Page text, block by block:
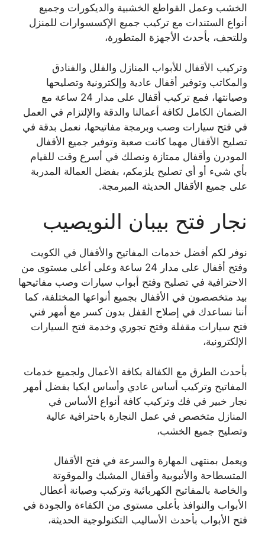
الخشب وعمل القواطع الخشبية والديكورات وجميع
أنواع الستندات مع تركيب جميع الإكسسوارات للمنزل
وللتحف، بأحدث الأجهزة المتطورة،
وتركيب الأقفال للأبواب المنازل والفلل والفنادق
والمكاتب وتوفير أقفال عادية وإلكترونية وتصليحها
وصيانتها، فمع تركيب أقفال على مدار 24 ساعة مع
الضمان الكامل لكافة أعمالنا والدقة والإلتزام في العمل
في فتح سيارات وصب وبرمجة مفاتيحها، نعمل بدقة في
تصليح الأقفال مهما كانت صعبة وتوفير جميع الأقفال
المودرن وأقفال ممتازة ونصلك في أسرع وقت للقيام
بأي شيء أو أي تصليح يلزمكم، بفضل العمالة المدربة
على جميع الأقفال الحديثة المبرمجة.
نجار فتح بيبان النويصيب
نوفر لكم أفضل خدمات المفاتيح والأقفال في الكويت
وفتح أقفال على مدار 24 ساعة وعلى أعلى مستوى من
الاحترافية في تصليح وفتح أبواب سيارات وصب مفاتيحها
بيد متخصصون في الأقفال بجميع أنواعها المختلفة، كما
أننا نساعدك في إصلاح القفل بدون كسر مع أمهر فني
فتح سيارات مقفلة وفتح تجوري وخدمة فتح السيارات
الإلكترونية،
بأحدث الطرق مع الكفالة بكافة الأعمال ولجميع خدمات
المفاتيح وتركيب أساس عادي وأساس ايكيا بفضل أمهر
نجار خبير في فك وتركيب كافة أنواع الأساس في
المنازل متخصص في عمل النجارة باحترافية عالية
وتصليح جميع الخشب،
ويعمل بمنتهى المهارة والسرعة في فتح الأقفال
المتسطاحة والأنبوبية وأقفال المشبك والموقوتة
والخاصة بالمفاتيح الكهربائية وتركيب وصيانة أعطال
الأبواب والنوافذ بأعلى مستوى من الكفاءة والجودة في
فتح الأبواب بأحدث الأساليب التكنولوجية الحديثة،